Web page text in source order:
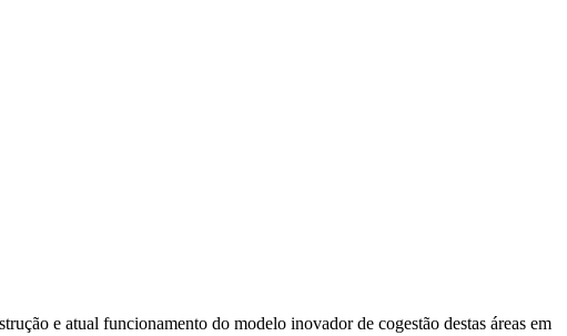
e atual funcionamento do modelo inovador de cogestão destas áreas em